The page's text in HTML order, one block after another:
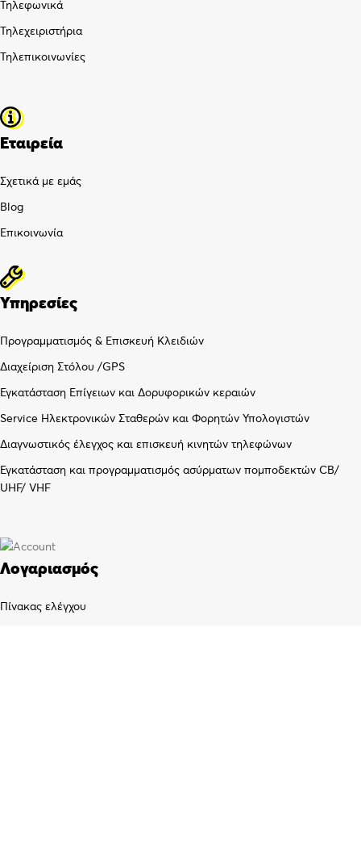
Τηλεφωνικά
Τηλεχειριστήρια
Τηλεπικοινωνίες
Εταιρεία
Σχετικά με εμάς
Blog
Επικοινωνία
Υπηρεσίες
Προγραμματισμός & Επισκευή Κλειδιών
Διαχείριση Στόλου /GPS
Εγκατάσταση Επίγειων και Δορυφορικών κεραιών
Service Ηλεκτρονικών Σταθερών και Φορητών Υπολογιστών
Διαγνωστικός έλεγχος και επισκευή κινητών τηλεφώνων
Εγκατάσταση και προγραμματισμός ασύρματων πομποδεκτών CB/
UHF/ VHF
Λογαριασμός
Πίνακας ελέγχου